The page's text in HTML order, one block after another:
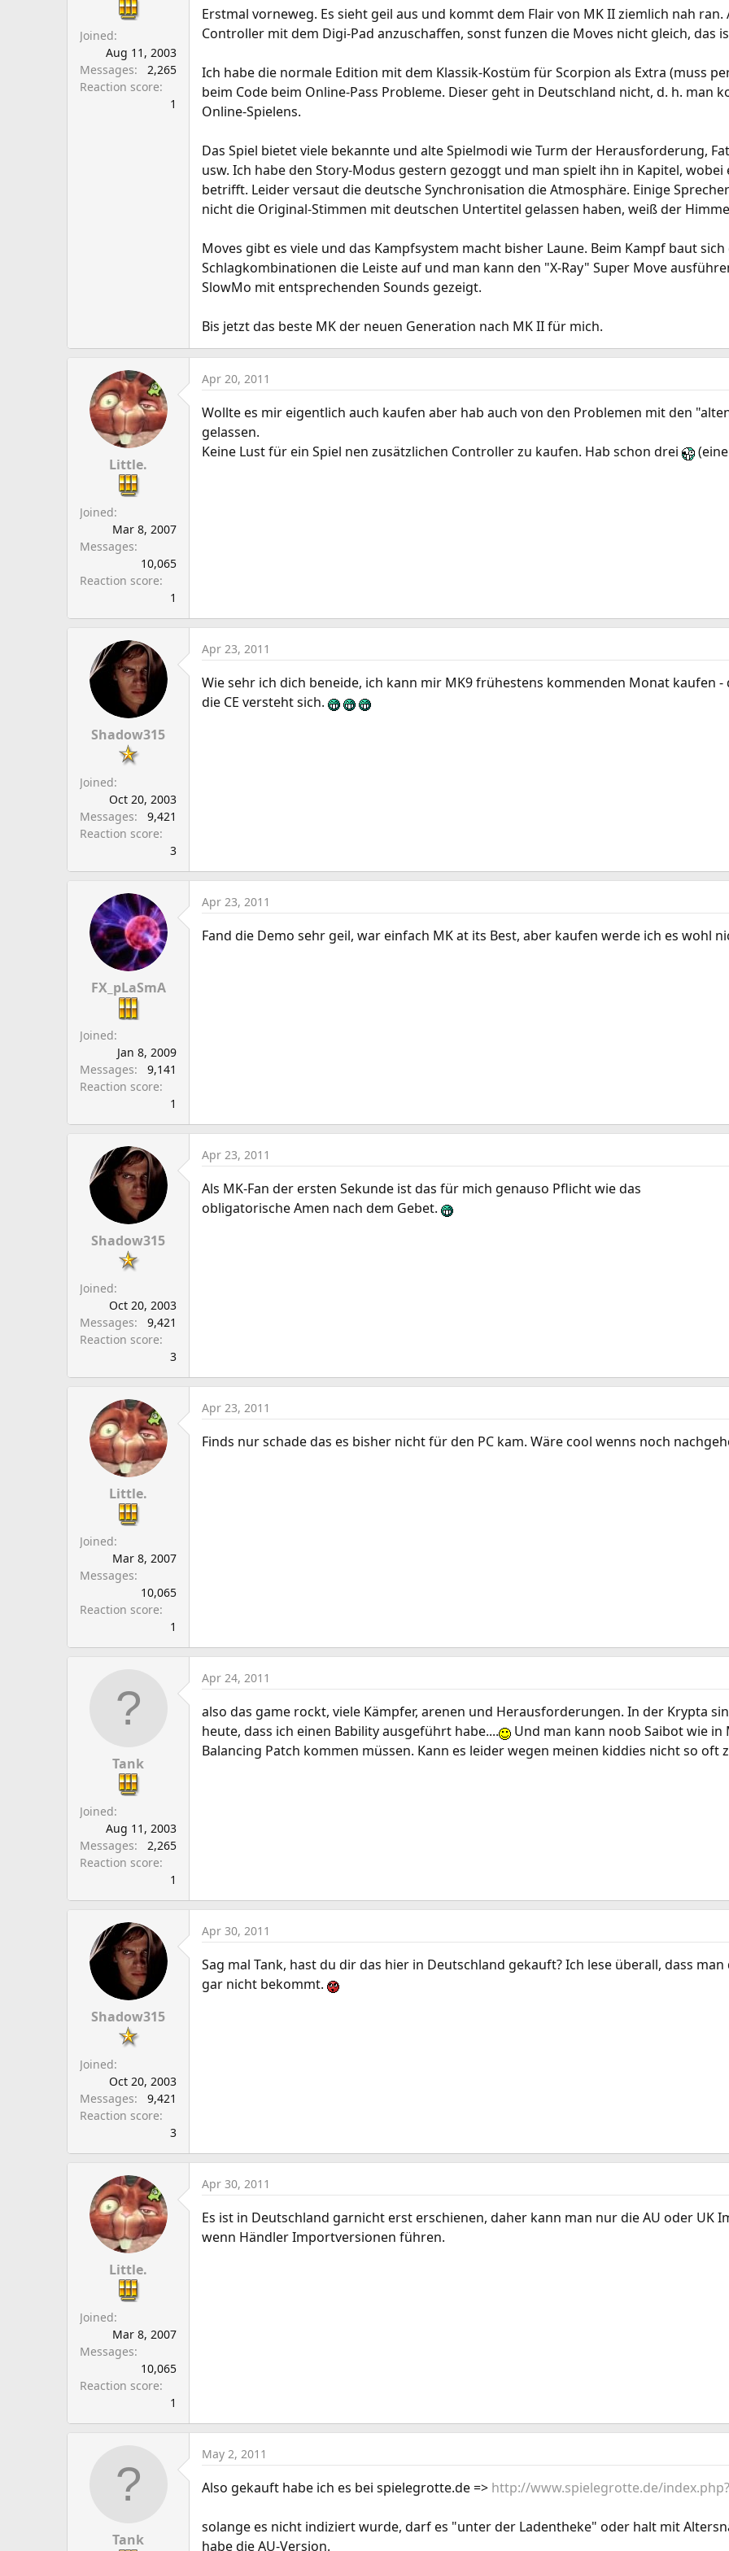
t
r
e
Joined
Aug 11, 2003
Messages
2,265
Reaction score
1
Erstmal vorneweg. Es sieht geil aus und kommt dem Flair von MK II ziemlich nah
Controller mit dem Digi-Pad anzuschaffen, sonst funzen die Moves nicht gleich, das
Ich habe die normale Edition mit dem Klassik-Kostüm für Scorpion als Extra (muss
beim Code beim Online-Pass Probleme. Dieser geht in Deutschland nicht, d. h. man
Online-Spielens.
Das Spiel bietet viele bekannte und alte Spielmodi wie Turm der Herausforderung,
usw. Ich habe den Story-Modus gestern gezoggt und man spielt ihn in Kapitel,
betrifft. Leider versaut die deutsche Synchronisation die Atmosphäre. Einige
nicht die Original-Stimmen mit deutschen Untertitel gelassen haben, weiß der
Moves gibt es viele und das Kampfsystem macht bisher Laune. Beim Kampf baut
Schlagkombinationen die Leiste auf und man kann den "X-Ray" Super Move
SlowMo mit entsprechenden Sounds gezeigt.
Bis jetzt das beste MK der neuen Generation nach MK II für mich.
Little.
Joined
Mar 8, 2007
Messages
10,065
Reaction score
1
Apr 20, 2011
Wollte es mir eigentlich auch kaufen aber hab auch von den Problemen mit den
gelassen.
Keine Lust für ein Spiel nen zusätzlichen Controller zu kaufen. Hab schon drei
Shadow315
Joined
Oct 20, 2003
Messages
9,421
Reaction score
3
Apr 23, 2011
Wie sehr ich dich beneide, ich kann mir MK9 frühestens kommenden Monat kaufen -
die CE versteht sich.
FX_pLaSmA
Joined
Jan 8, 2009
Messages
9,141
Reaction score
1
Apr 23, 2011
Fand die Demo sehr geil, war einfach MK at its Best, aber kaufen werde ich es wohl
Shadow315
Joined
Oct 20, 2003
Messages
9,421
Reaction score
3
Apr 23, 2011
Als MK-Fan der ersten Sekunde ist das für mich genauso Pflicht wie das
obligatorische Amen nach dem Gebet.
Little.
Joined
Mar 8, 2007
Messages
10,065
Reaction score
1
Apr 23, 2011
Finds nur schade das es bisher nicht für den PC kam. Wäre cool wenns noch
Tank
Joined
Aug 11, 2003
Messages
2,265
Reaction score
1
Apr 24, 2011
also das game rockt, viele Kämpfer, arenen und Herausforderungen. In der Krypta
heute, dass ich einen Bability ausgeführt habe....
Und man kann noob Saibot wie
Balancing Patch kommen müssen. Kann es leider wegen meinen kiddies nicht so oft
Shadow315
Joined
Oct 20, 2003
Messages
9,421
Reaction score
3
Apr 30, 2011
Sag mal Tank, hast du dir das hier in Deutschland gekauft? Ich lese überall, dass man
gar nicht bekommt.
Little.
Joined
Mar 8, 2007
Messages
10,065
Reaction score
1
Apr 30, 2011
Es ist in Deutschland garnicht erst erschienen, daher kann man nur die AU oder UK
wenn Händler Importversionen führen.
Tank
May 2, 2011
Also gekauft habe ich es bei spielegrotte.de => http://www.spielegrotte.de/
solange es nicht indiziert wurde, darf es "unter der Ladentheke" oder halt mit
habe die AU-Version.